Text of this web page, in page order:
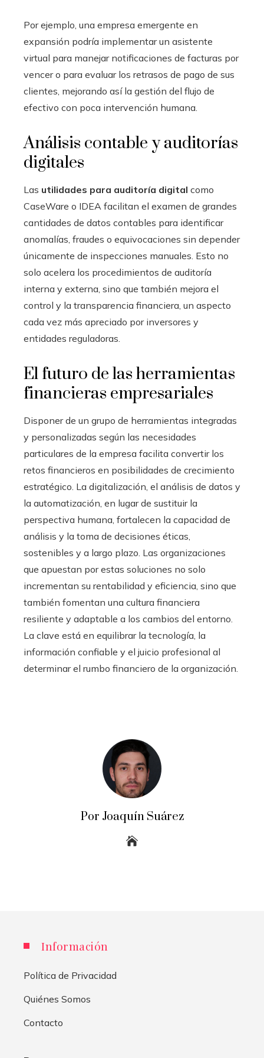
Por ejemplo, una empresa emergente en
expansión podría implementar un asistente
virtual para manejar notificaciones de facturas por
vencer o para evaluar los retrasos de pago de sus
clientes, mejorando así la gestión del flujo de
efectivo con poca intervención humana.
Análisis contable y auditorías
digitales
Las utilidades para auditoría digital como
CaseWare o IDEA facilitan el examen de grandes
cantidades de datos contables para identificar
anomalías, fraudes o equivocaciones sin depender
únicamente de inspecciones manuales. Esto no
solo acelera los procedimientos de auditoría
interna y externa, sino que también mejora el
control y la transparencia financiera, un aspecto
cada vez más apreciado por inversores y
entidades reguladoras.
El futuro de las herramientas
financieras empresariales
Disponer de un grupo de herramientas integradas
y personalizadas según las necesidades
particulares de la empresa facilita convertir los
retos financieros en posibilidades de crecimiento
estratégico. La digitalización, el análisis de datos y
la automatización, en lugar de sustituir la
perspectiva humana, fortalecen la capacidad de
análisis y la toma de decisiones éticas,
sostenibles y a largo plazo. Las organizaciones
que apuestan por estas soluciones no solo
incrementan su rentabilidad y eficiencia, sino que
también fomentan una cultura financiera
resiliente y adaptable a los cambios del entorno.
La clave está en equilibrar la tecnología, la
información confiable y el juicio profesional al
determinar el rumbo financiero de la organización.
Por Joaquín Suárez
Información
Política de Privacidad
Quiénes Somos
Contacto